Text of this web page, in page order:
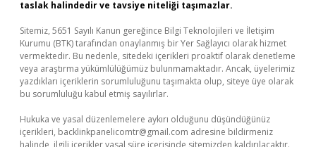
taslak halindedir ve tavsiye niteliği taşımazlar.
Sitemiz, 5651 Sayılı Kanun gereğince Bilgi Teknolojileri ve İletişim
Kurumu (BTK) tarafından onaylanmış bir Yer Sağlayıcı olarak hizmet
vermektedir. Bu nedenle, sitedeki içerikleri proaktif olarak denetleme
veya araştırma yükümlülüğümüz bulunmamaktadır. Ancak, üyelerimiz
yazdıkları içeriklerin sorumluluğunu taşımakta olup, siteye üye olarak
bu sorumluluğu kabul etmiş sayılırlar.
Hukuka ve yasal düzenlemelere aykırı olduğunu düşündüğünüz
içerikleri, backlinkpanelicomtr@gmail.com adresine bildirmeniz
halinde, ilgili içerikler yasal süre içerisinde sitemizden kaldırılacaktır.